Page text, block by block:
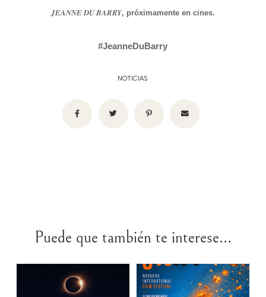
JEANNE DU BARRY, próximamente en cines.
#JeanneDuBarry
NOTICIAS
Puede que también te interese...